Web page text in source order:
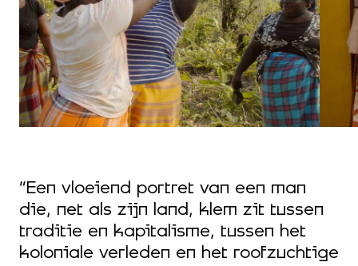
“Een vloeiend portret van een man
die, net als zijn land, klem zit tussen
traditie en kapitalisme, tussen het
koloniale verleden en het roofzuchtige